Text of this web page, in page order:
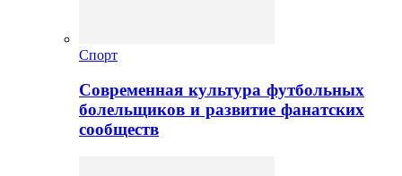
Спорт
Современная культура футбольных
болельщиков и развитие фанатских
сообществ